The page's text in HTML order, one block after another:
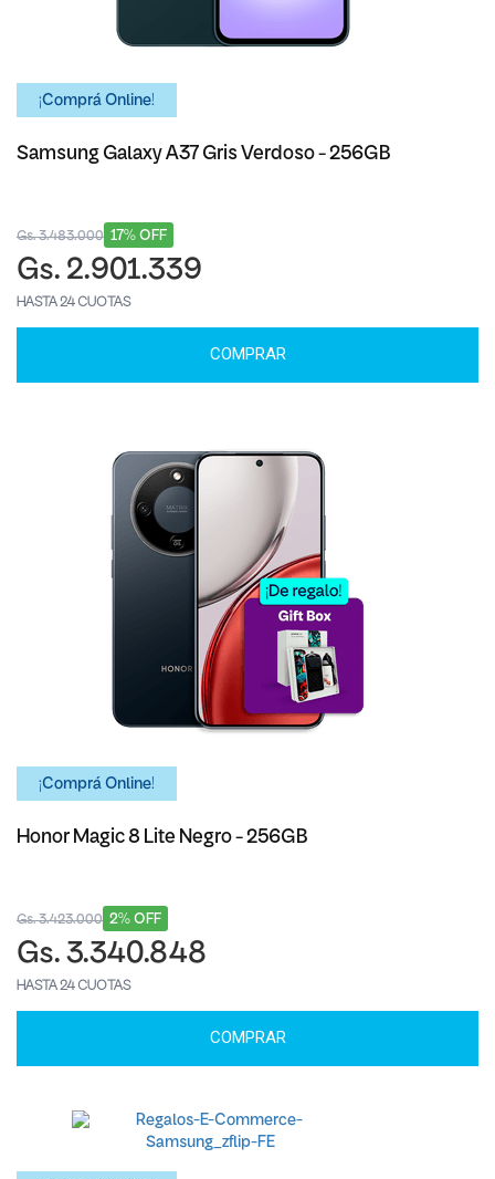
¡Comprá Online!
Samsung Galaxy A37 Gris Verdoso - 256GB
17% OFF
Gs. 3.483.000
Gs. 2.901.339
HASTA 24 CUOTAS
COMPRAR
¡Comprá Online!
Honor Magic 8 Lite Negro - 256GB
2% OFF
Gs. 3.423.000
Gs. 3.340.848
HASTA 24 CUOTAS
COMPRAR